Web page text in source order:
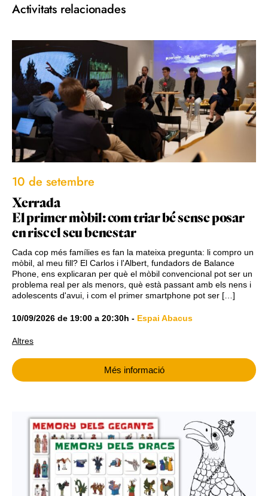
Activitats relacionades
10 de setembre
Xerrada
El primer mòbil: com triar bé sense posar
en risc el seu benestar
Cada cop més famílies es fan la mateixa pregunta: li compro un
mòbil, al meu fill? El Carlos i l'Albert, fundadors de Balance
Phone, ens explicaran per què el mòbil convencional pot ser un
problema real per als menors, què està passant amb els nens i
adolescents d'avui, i com el primer smartphone pot ser […]
10/09/2026 de 19:00 a 20:30h - Espai Abacus
Altres
Més informació